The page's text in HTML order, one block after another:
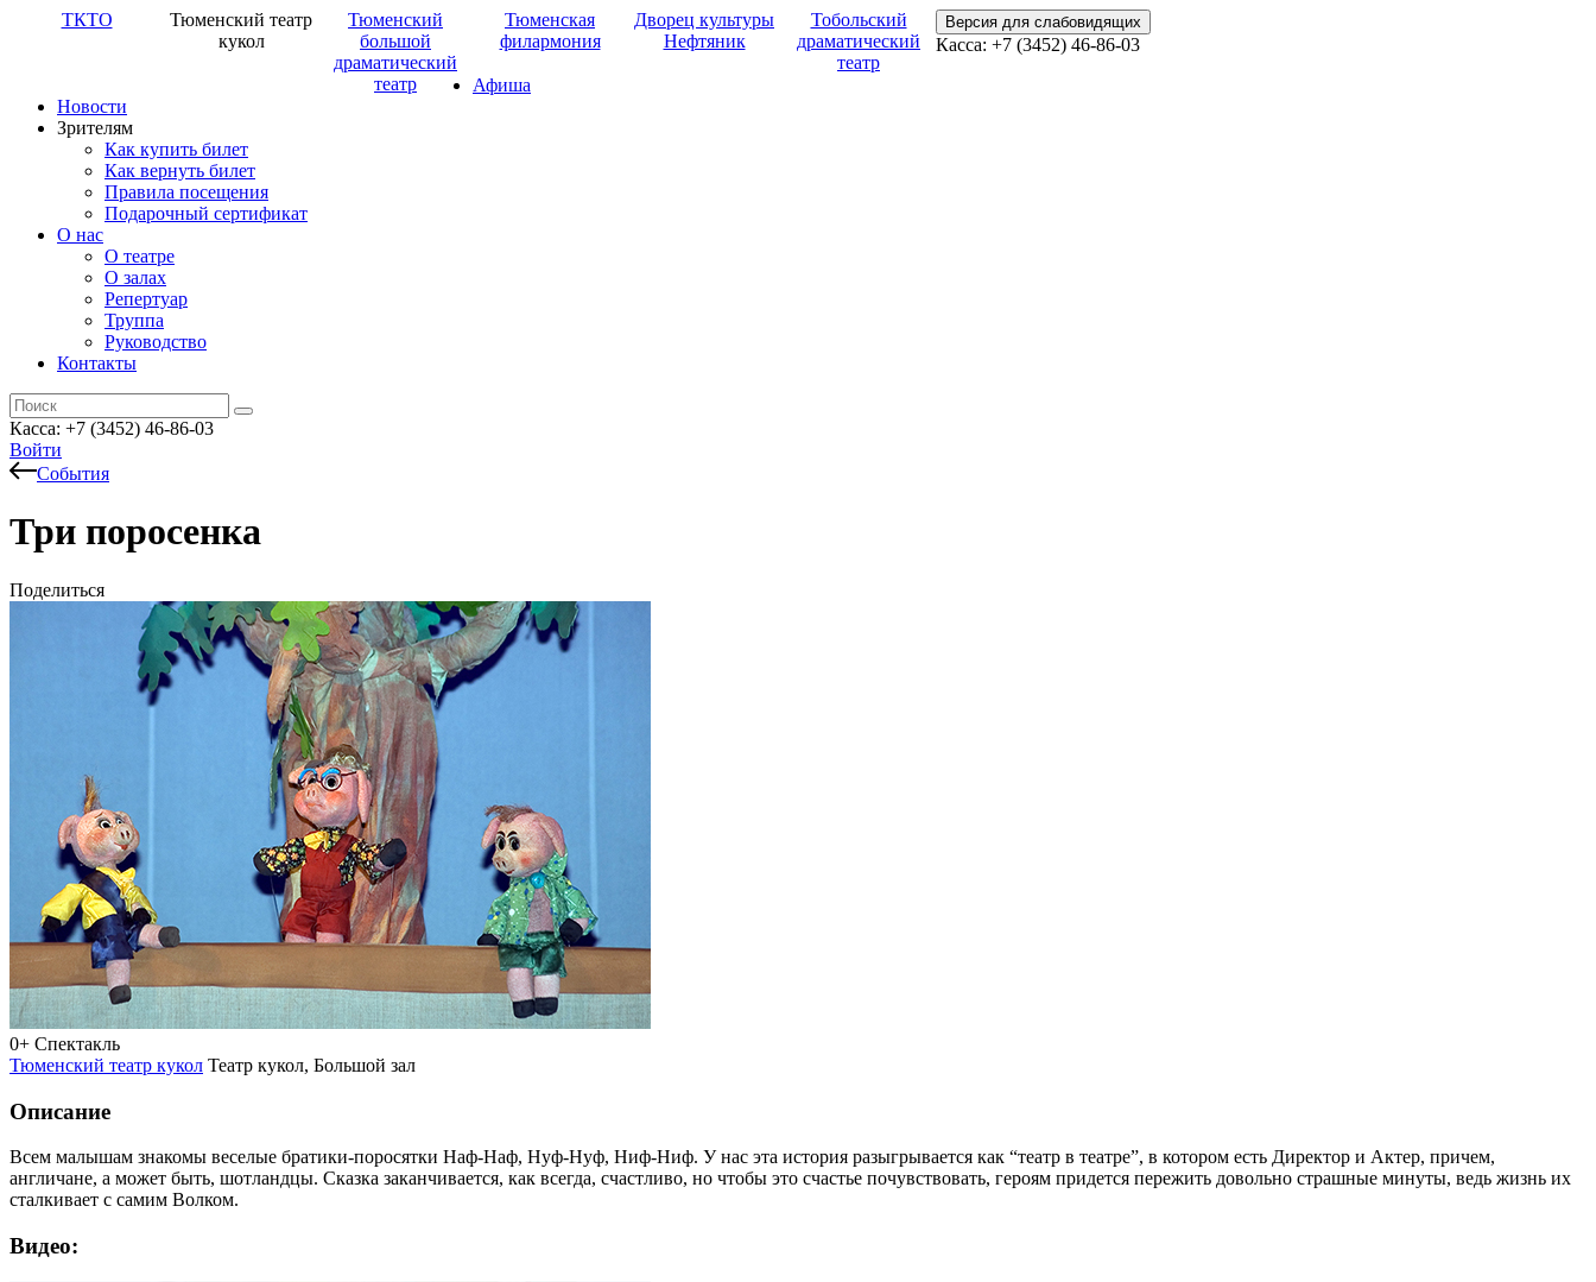
ТКТО
Тюменский театр
кукол
Тюменский
большой
драматический
театр
Тюменская
филармония
Дворец культуры
Нефтяник
Тобольский
драматический
театр
Версия для слабовидящих
Касса: +7 (3452) 46-86-03
Афиша
Новости
Зрителям
Как купить билет
Как вернуть билет
Правила посещения
Подарочный сертификат
О нас
О театре
О залах
Репертуар
Труппа
Руководство
Контакты
Касса: +7 (3452) 46-86-03
Войти
События
Три поросенка
Поделиться
0+ Спектакль
Тюменский театр кукол Театр кукол, Большой зал
Описание
Всем малышам знакомы веселые братики-поросятки Наф-Наф, Нуф-Нуф, Ниф-Ниф. У нас эта история разыгрывается как “театр в театре”, в котором есть Директор и Актер, причем,
англичане, а может быть, шотландцы. Сказка заканчивается, как всегда, счастливо, но чтобы это счастье почувствовать, героям придется пережить довольно страшные минуты, ведь жизнь их
сталкивает с самим Волком.
Видео: